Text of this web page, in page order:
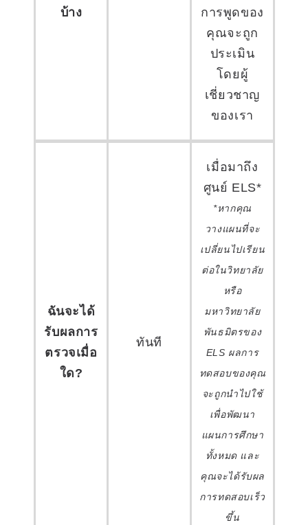
บ้าง
การพูดของ
คุณจะถูก
ประเมิน
โดยผู้
เชี่ยวชาญ
ของเรา
ฉันจะได้
รับผลการ
ตรวจเมื่อ
ใด?
ทันที
เมื่อมาถึง
ศูนย์ ELS*
*หากคุณ
วางแผนที่จะ
เปลี่ยนไปเรียน
ต่อในวิทยาลัย
หรือ
มหาวิทยาลัย
พันธมิตรของ
ELS ผลการ
ทดสอบของคุณ
จะถูกนำไปใช้
เพื่อพัฒนา
แผนการศึกษา
ทั้งหมด และ
คุณจะได้รับผล
การทดสอบเร็ว
ขึ้น